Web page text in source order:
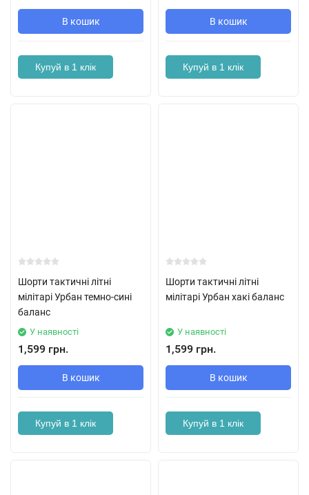
В кошик
Купуй в 1 клік
В кошик
Купуй в 1 клік
Шорти тактичні літні
мілітарі Урбан темно-сині
баланс
У наявності
1,599 грн.
В кошик
Купуй в 1 клік
Шорти тактичні літні
мілітарі Урбан хакі баланс
У наявності
1,599 грн.
В кошик
Купуй в 1 клік